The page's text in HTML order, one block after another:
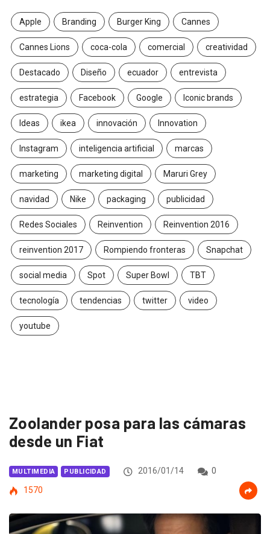
Apple Branding Burger King Cannes
Cannes Lions coca-cola comercial creatividad
Destacado Diseño ecuador entrevista
estrategia Facebook Google Iconic brands
Ideas ikea innovación Innovation
Instagram inteligencia artificial marcas
marketing marketing digital Maruri Grey
navidad Nike packaging publicidad
Redes Sociales Reinvention Reinvention 2016
reinvention 2017 Rompiendo fronteras Snapchat
social media Spot Super Bowl TBT
tecnología tendencias twitter video
youtube
Zoolander posa para las cámaras
desde un Fiat
MULTIMEDIA PUBLICIDAD 2016/01/14
0
1570